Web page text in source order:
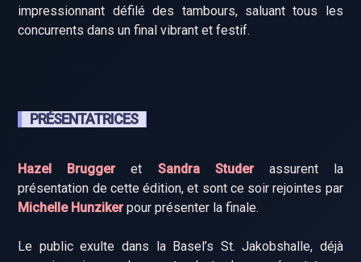
impressionnant défilé des tambours, saluant tous les
concurrents dans un final vibrant et festif.
PRÉSENTATRICES
Hazel Bruggeret Sandra Studerassurent la
présentation de cette édition, et sont ce soir rejointes par
Michelle Hunzikerpour présenter la finale.
Le public exulte dans la Basel’s St. Jakobshalle, déjà